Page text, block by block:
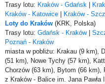
Trasy lotu: Kraków - Gdańsk |
Kraków - Katowice | Kraków -
Loty do Kraków (KRK, Polska)
Trasy lotu: Gdańsk - Kraków|
Poznań - Kraków
miasta w pobliżu: Krakau (9 km),
(51 km), Nowe Tychy (57 km),
Chorzów (63 km), Bytom (66 km),
z Kraków - Balice im. Jana